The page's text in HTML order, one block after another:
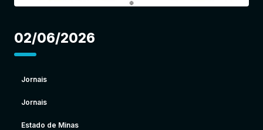
02/06/2026
Jornais
Jornais
Estado de Minas